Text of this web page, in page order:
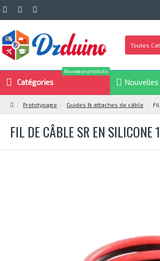
Toutes
Catégories
Nouveaux produits
Nouvelles
Prototypage Guides & attaches de câble
FIL DE CÂBLE SR EN SILICONE